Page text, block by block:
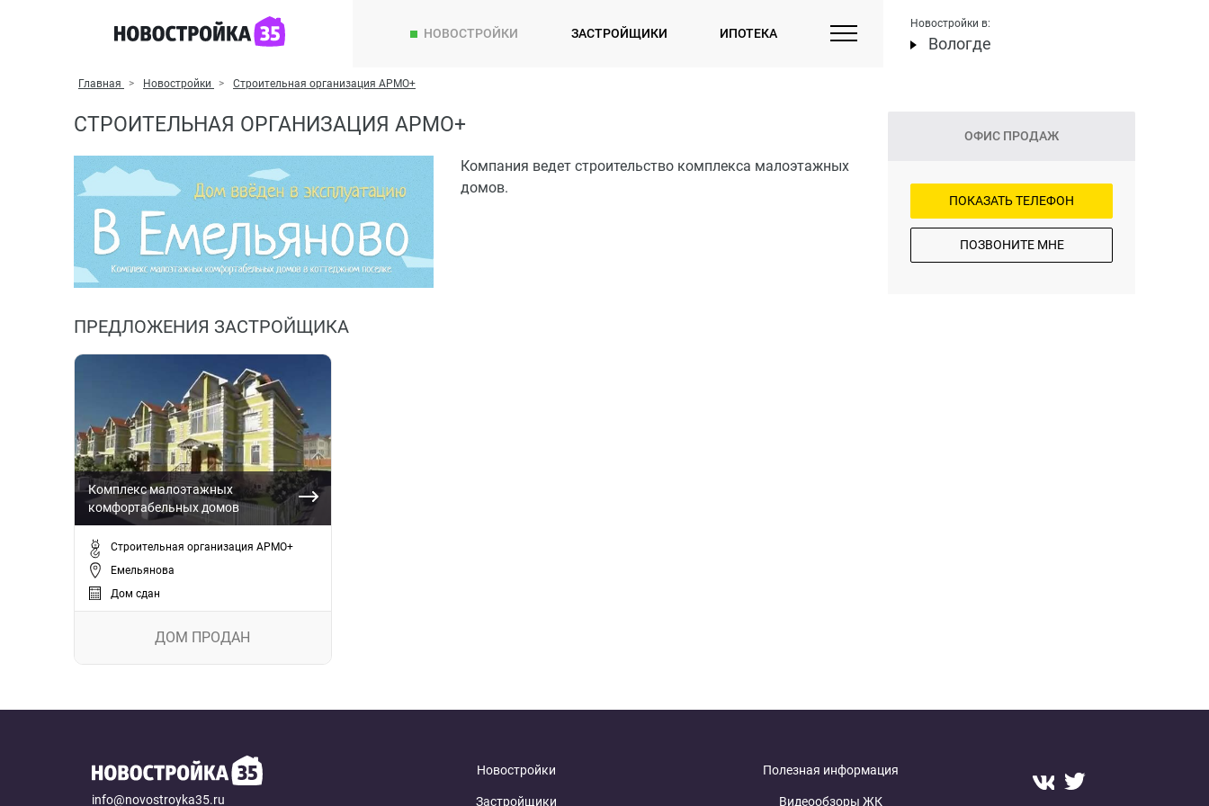
НОВОСТРОЙКИ ЗАСТРОЙЩИКИ ИПОТЕКА
Новостройки в:
Вологде
Главная Новостройки Строительная организация АРМО+
СТРОИТЕЛЬНАЯ ОРГАНИЗАЦИЯ АРМО+
Компания ведет строительство комплекса малоэтажных
домов.
ПРЕДЛОЖЕНИЯ ЗАСТРОЙЩИКА
Комплекс малоэтажных
комфортабельных домов
Строительная организация АРМО+
Емельянова
Дом сдан
ДОМ ПРОДАН
ОФИС ПРОДАЖ
ПОКАЗАТЬ ТЕЛЕФОН
ПОЗВОНИТЕ МНЕ
info@novostroyka35.ru
Новостройки
Застройщики
Полезная информация
Видеообзоры ЖК